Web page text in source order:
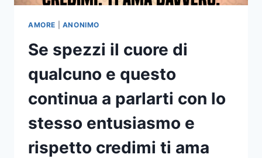
AMORE ANONIMO
Se spezzi il cuore di
qualcuno e questo
continua a parlarti con lo
stesso entusiasmo e
rispetto credimi ti ama